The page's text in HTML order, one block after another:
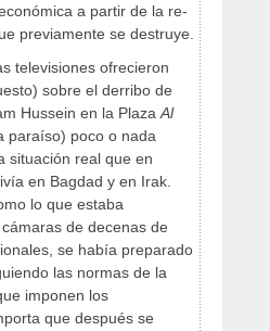
a partir de la re-
previamente se destruye.
televisiones ofrecieron
sobre el derribo de
Hussein en la Plaza Al
paraíso) poco o nada
situación real que en
en Bagdad y en Irak.
lo que estaba
de decenas de
se había preparado
las normas de la
imponen los
que después se